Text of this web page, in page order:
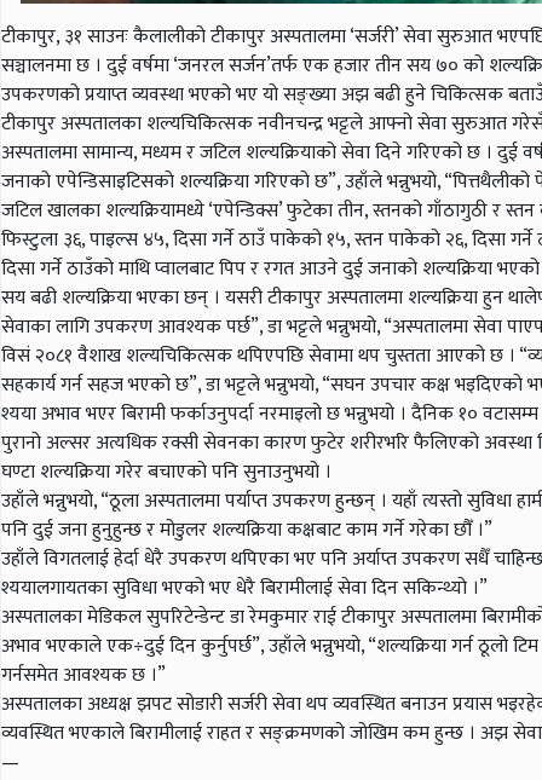
टीकापुर, ३१ साउनः कैलालीको टीकापुर अस्पतालमा ‘सर्जरी’ सेवा सुरुआत
सञ्चालनमा छ । दुई वर्षमा ‘जनरल सर्जन’तर्फ एक हजार तीन सय ७० को
उपकरणको प्रयाप्त व्यवस्था भएको भए यो सङ्ख्या अझ बढी हुने चिकित्सक
टीकापुर अस्पतालका शल्यचिकित्सक नवीनचन्द्र भट्टले आफ्नो सेवा सुरुआत
अस्पतालमा सामान्य, मध्यम र जटिल शल्यक्रियाको सेवा दिने गरिएको छ ।
जनाको एपेन्डिसाइटिसको शल्यक्रिया गरिएको छ”, उहाँले भन्नुभयो,
जटिल खालका शल्यक्रियामध्ये ‘एपेन्डिक्स’ फुटेका तीन, स्तनको गाँठागुठी र स्तन
फिस्टुला ३६, पाइल्स ४५, दिसा गर्ने ठाउँ पाकेको १५, स्तन पाकेको २६, दिसा
दिसा गर्ने ठाउँको माथि प्वालबाट पिप र रगत आउने दुई जनाको शल्यक्रिया
सय बढी शल्यक्रिया भएका छन् । यसरी टीकापुर अस्पतालमा शल्यक्रिया हुन
सेवाका लागि उपकरण आवश्यक पर्छ”, डा भट्टले भन्नुभयो, “अस्पतालमा सेवा
विसं २०८१ वैशाख शल्यचिकित्सक थपिएपछि सेवामा थप चुस्तता आएको छ ।
सहकार्य गर्न सहज भएको छ”, डा भट्टले भन्नुभयो, “सघन उपचार कक्ष भइदिएको
श्यया अभाव भएर बिरामी फर्काउनुपर्दा नरमाइलो छ भन्नुभयो । दैनिक १०
पुरानो अल्सर अत्यधिक रक्सी सेवनका कारण फुटेर शरीरभरि फैलिएको अवस्था
घण्टा शल्यक्रिया गरेर बचाएको पनि सुनाउनुभयो ।
उहाँले भन्नुभयो, “ठूला अस्पतालमा पर्याप्त उपकरण हुन्छन् । यहाँ त्यस्तो सुविधा
पनि दुई जना हुनुहुन्छ र मोडुलर शल्यक्रिया कक्षबाट काम गर्ने गरेका छौँ ।”
उहाँले विगतलाई हेर्दा धेरै उपकरण थपिएका भए पनि अर्याप्त उपकरण सधैँ
श्ययालगायतका सुविधा भएको भए धेरै बिरामीलाई सेवा दिन सकिन्थ्यो ।”
अस्पतालका मेडिकल सुपरिटेन्डेन्ट डा रेमकुमार राई टीकापुर अस्पतालमा
अभाव भएकाले एक÷दुई दिन कुर्नुपर्छ”, उहाँले भन्नुभयो, “शल्यक्रिया गर्न ठूलो
गर्नसमेत आवश्यक छ ।”
अस्पतालका अध्यक्ष झपट सोडारी सर्जरी सेवा थप व्यवस्थित बनाउन प्रयास
व्यवस्थित भएकाले बिरामीलाई राहत र सङ्क्रमणको जोखिम कम हुन्छ । अझ सेवा
—